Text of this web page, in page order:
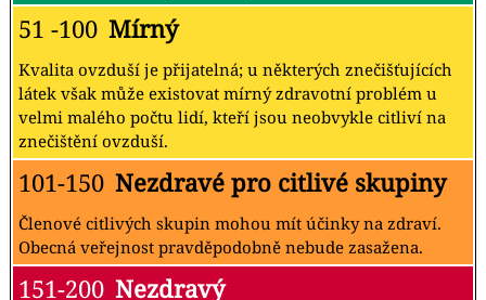
51 -100 Mírný
Kvalita ovzduší je přijatelná; u některých znečišťujících
látek však může existovat mírný zdravotní problém u
velmi malého počtu lidí, kteří jsou neobvykle citliví na
znečištění ovzduší.
101-150 Nezdravé pro citlivé skupiny
Členové citlivých skupin mohou mít účinky na zdraví.
Obecná veřejnost pravděpodobně nebude zasažena.
151-200 Nezdravý